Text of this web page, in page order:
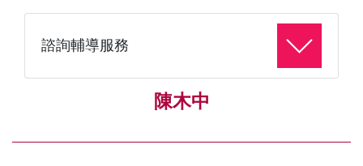
諮詢輔導服務
陳木中